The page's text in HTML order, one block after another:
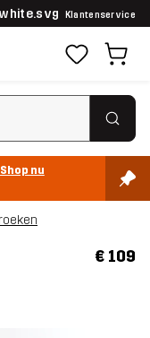
Klantenservice
Shop nu
€ 109